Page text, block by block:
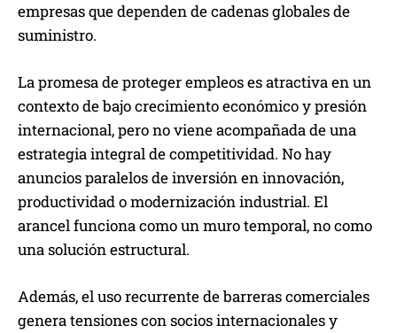
empresas que dependen de cadenas globales de
suministro.
La promesa de proteger empleos es atractiva en un
contexto de bajo crecimiento económico y presión
internacional, pero no viene acompañada de una
estrategia integral de competitividad. No hay
anuncios paralelos de inversión en innovación,
productividad o modernización industrial. El
arancel funciona como un muro temporal, no como
una solución estructural.
Además, el uso recurrente de barreras comerciales
genera tensiones con socios internacionales y